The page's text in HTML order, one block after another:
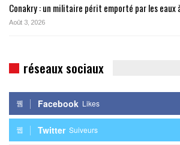
Conakry : un militaire périt emporté par les eaux
Août 3, 2026
réseaux sociaux
Facebook Likes
Twitter Suiveurs